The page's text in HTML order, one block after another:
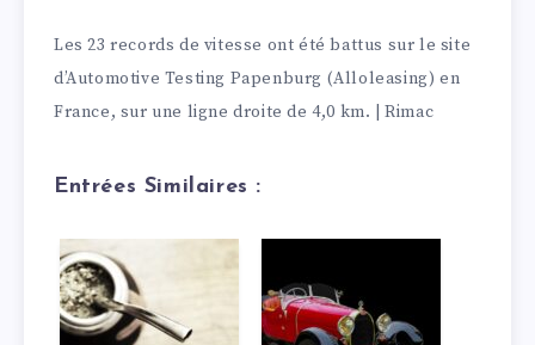
Les 23 records de vitesse ont été battus sur le site
d’Automotive Testing Papenburg (Alloleasing) en
France, sur une ligne droite de 4,0 km. | Rimac
Entrées Similaires :